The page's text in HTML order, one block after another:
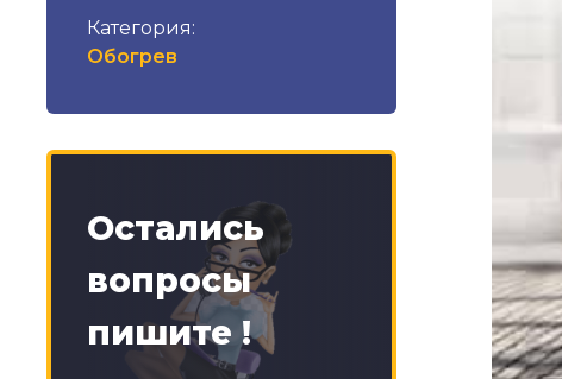
Категория:
Обогрев
Остались
вопросы
пишите !